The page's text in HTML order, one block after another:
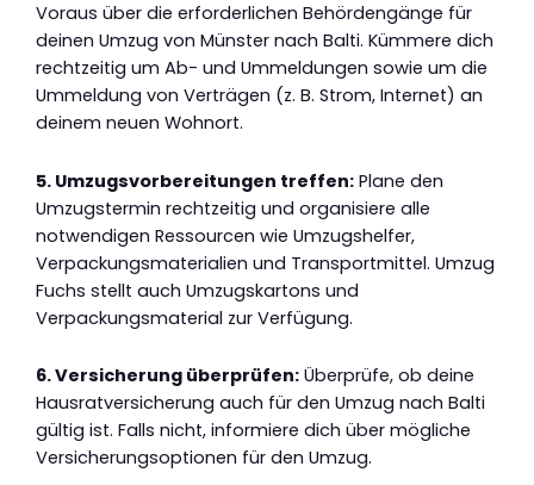
Voraus über die erforderlichen Behördengänge für
deinen Umzug von Münster nach Balti. Kümmere dich
rechtzeitig um Ab- und Ummeldungen sowie um die
Ummeldung von Verträgen (z. B. Strom, Internet) an
deinem neuen Wohnort.
5. Umzugsvorbereitungen treffen: Plane den
Umzugstermin rechtzeitig und organisiere alle
notwendigen Ressourcen wie Umzugshelfer,
Verpackungsmaterialien und Transportmittel. Umzug
Fuchs stellt auch Umzugskartons und
Verpackungsmaterial zur Verfügung.
6. Versicherung überprüfen: Überprüfe, ob deine
Hausratversicherung auch für den Umzug nach Balti
gültig ist. Falls nicht, informiere dich über mögliche
Versicherungsoptionen für den Umzug.